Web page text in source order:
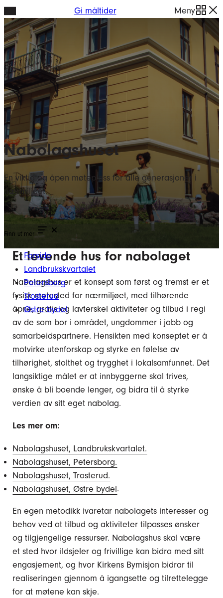
Hopp
til
innhold
Gi måltider Meny
Nabolagshuset
En viktig og åpen møteplass for alle generasjoner i
nærmiljøet.
Finn ut mer
Forside
Landbrukskvartalet
Petersborg
Trosterud
Østre bydel
Et levende hus for nabolaget
Nabolagshus er et konsept som først og fremst er et
fysisk møtested for nærmiljøet, med tilhørende
åpne, gratis og lavterskel aktiviteter og tilbud i regi
av de som bor i området, ungdommer i jobb og
samarbeidspartnere. Hensikten med konseptet er å
motvirke utenforskap og styrke en følelse av
tilhørighet, stolthet og trygghet i lokalsamfunnet. Det
langsiktige målet er at innbyggerne skal trives,
ønske å bli boende lenger, og bidra til å styrke
verdien av sitt eget nabolag.
Les mer om:
Nabolagshuset, Landbrukskvartalet.
Nabolagshuset, Petersborg.
Nabolagshuset, Trosterud.
Nabolagshuset, Østre bydel.
En egen metodikk ivaretar nabolagets interesser og
behov ved at tilbud og aktiviteter tilpasses ønsker
og tilgjengelige ressurser. Nabolagshus skal være
et sted hvor ildsjeler og frivillige kan bidra med sitt
engasjement, og hvor Kirkens Bymisjon bidrar til
realiseringen gjennom å igangsette og tilrettelegge
for at møtene kan skje.